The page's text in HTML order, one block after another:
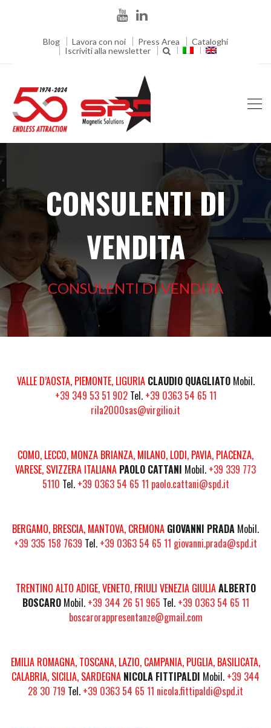
Blog Lavora con noi Press Area
Cataloghi
Iscriviti alla newsletter
CONSULENTI DI
VENDITA
CONSULENTI DI VENDITA
VALLE D’AOSTA, PIEMONTE, LIGURIA CLAUDIO QUAGLIATOMobil.
+39 349 53 51 902Tel. +39 0363 54 65 11
rila2000sas@virgilio.it
COMO, LECCO, MONZA BRIANZA, MILANO, LODI, PAVIA, PIACENZA,
VARESE, SVIZZERA ITALIANA PAOLO CATTANI Mobil. +39 339 773
5110 Tel. +39 0363 54 65 11 paolo.cattani@spd.it
BERGAMO, BRESCIA, MANTOVA, CREMONA GIOVANNI PRADA Mobil.
+39 335 158 7639 Tel. +39 0363 54 65 11 giovanni.prada@spd.it
TRENTINO ALTO ADIGE, VENETO, FRIULI VENEZIA GIULIAALBERTO
BOSCAROMobil. +39 344 26 51 965 Tel. +39 0363 54 65 11
boscarorappresentanze@gmail.com
EMILIA ROMAGNA, TOSCANA, LAZIO, CAMPANIA, PUGLIA, BASILICATA,
CALABRIA, SICILIA, SARDEGNA NICOLA FITTIPALDI Mobil. +39 344
28 30 719 Tel. +39 0363 54 65 11 nicola.fittipaldi@spd.it